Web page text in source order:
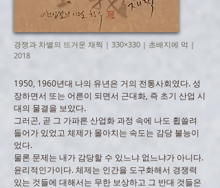
경쟁과 차별의 뜨거운 채찍 | 330×330 | 초배지에 먹 |
2018
1950, 1960년대 나의 유년은 거의 전통사회였다. 성
장하면서 또는 어른이 되면서 근대화, 즉 초기 산업 시
대의 물결을 보았다.
그러곤, 곧 그 가파른 산업화 과정 속에 나도 휩쓸려
들어가 있었고 체제가 몰아치는 속도는 감당 불능이
었다.
물론 문제는 내가 감당할 수 있느냐 없느냐가 아니다.
윤리적인가이다. 체제는 인간을 도구화해서 경쟁력
있는 것들에 대해서는 무한 보상하고 그 반대 것들은